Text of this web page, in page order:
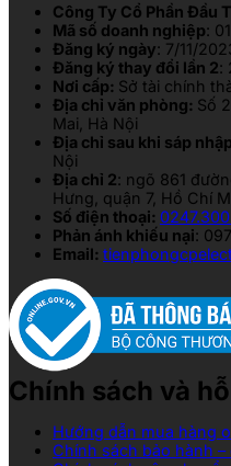
Công Ty Cổ Phần Đầu
Mã số doanh nghiệp:
Đăng ký ngày: 7/11/
Đăng ký thay đổi lần 2:
Nơi cấp: Sở tài chính
Địa chỉ văn phòng: Số
Mai, Hà Nội
Địa chỉ sau khi sáp
Nội
Địa chỉ 2: ngõ 861
Hưng, quận 7, Hồ Chí
Số điện thoại:
Phản ánh khiếu nại:
Email:
Chính sách và
Hướng dẫn mua hàng
Chính sách bảo hành –